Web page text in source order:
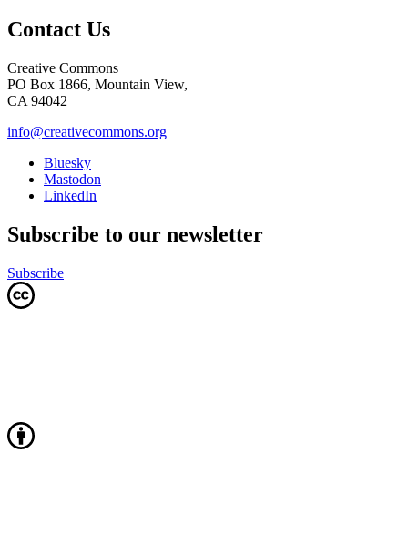
Contact Us
Creative Commons
PO Box 1866, Mountain View,
CA 94042
info@creativecommons.org
Bluesky
Mastodon
LinkedIn
Subscribe to our newsletter
Subscribe